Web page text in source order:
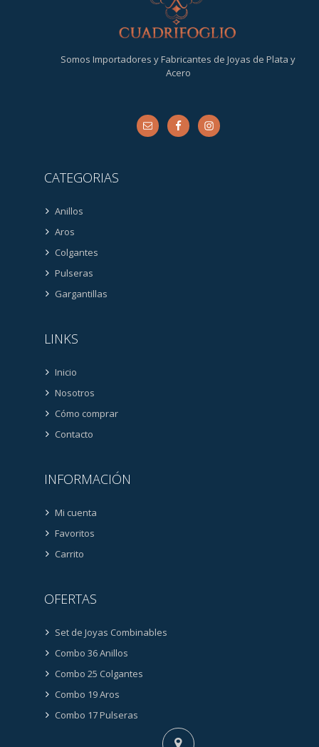
Somos Importadores y Fabricantes de Joyas de Plata y
Acero
CATEGORIAS
Anillos
Aros
Colgantes
Pulseras
Gargantillas
LINKS
Inicio
Nosotros
Cómo comprar
Contacto
INFORMACIÓN
Mi cuenta
Favoritos
Carrito
OFERTAS
Set de Joyas Combinables
Combo 36 Anillos
Combo 25 Colgantes
Combo 19 Aros
Combo 17 Pulseras